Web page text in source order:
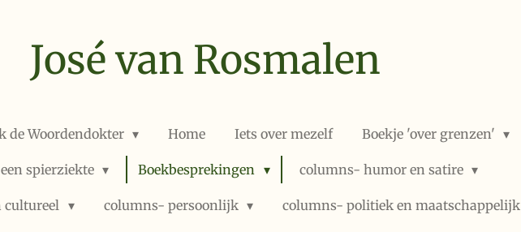
José van Rosmalen
de Woordendokter Home Iets over mezelf Boekje 'over grenzen'
spierziekte Boekbesprekingen columns- humor en satire
cultureel columns- persoonlijk columns- politiek en maatschappelijk